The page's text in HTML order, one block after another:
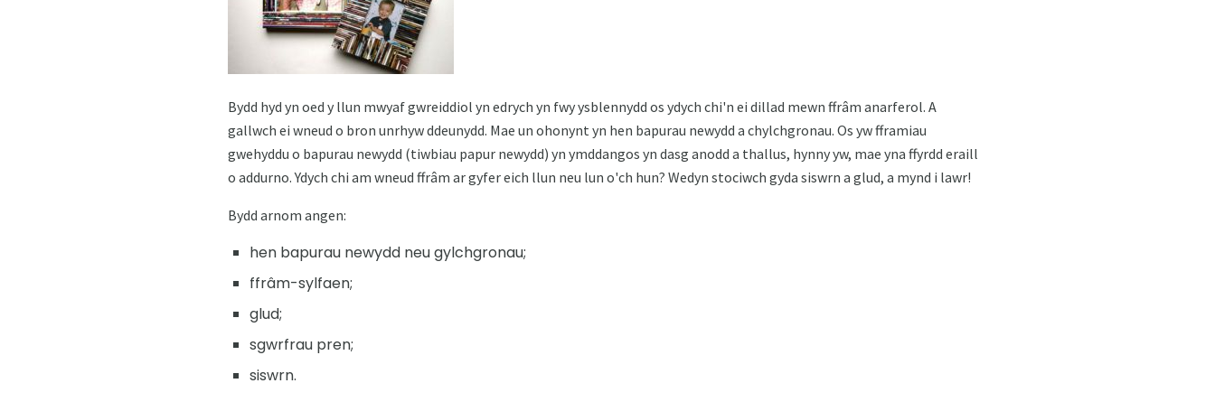
Bydd hyd yn oed y llun mwyaf gwreiddiol yn edrych yn fwy ysblennydd os ydych chi'n ei dillad mewn ffrâm anarferol. A
gallwch ei wneud o bron unrhyw ddeunydd. Mae un ohonynt yn hen bapurau newydd a chylchgronau. Os yw fframiau
gwehyddu o bapurau newydd (tiwbiau papur newydd) yn ymddangos yn dasg anodd a thallus, hynny yw, mae yna ffyrdd eraill
o addurno. Ydych chi am wneud ffrâm ar gyfer eich llun neu lun o'ch hun? Wedyn stociwch gyda siswrn a glud, a mynd i lawr!
Bydd arnom angen:
hen bapurau newydd neu gylchgronau;
ffrâm-sylfaen;
glud;
sgwrfrau pren;
siswrn.